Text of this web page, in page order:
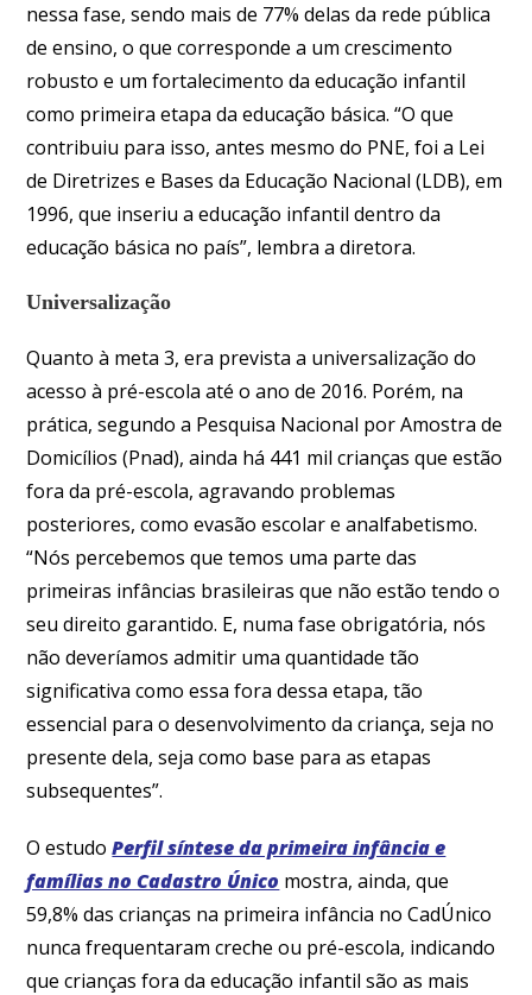
nessa fase, sendo mais de 77% delas da rede pública
de ensino, o que corresponde a um crescimento
robusto e um fortalecimento da educação infantil
como primeira etapa da educação básica. “O que
contribuiu para isso, antes mesmo do PNE, foi a Lei
de Diretrizes e Bases da Educação Nacional (LDB), em
1996, que inseriu a educação infantil dentro da
educação básica no país”, lembra a diretora.
Universalização
Quanto à meta 3, era prevista a universalização do
acesso à pré-escola até o ano de 2016. Porém, na
prática, segundo a Pesquisa Nacional por Amostra de
Domicílios (Pnad), ainda há 441 mil crianças que estão
fora da pré-escola, agravando problemas
posteriores, como evasão escolar e analfabetismo.
“Nós percebemos que temos uma parte das
primeiras infâncias brasileiras que não estão tendo o
seu direito garantido. E, numa fase obrigatória, nós
não deveríamos admitir uma quantidade tão
significativa como essa fora dessa etapa, tão
essencial para o desenvolvimento da criança, seja no
presente dela, seja como base para as etapas
subsequentes”.
O estudoPerfil síntese da primeira infância e
famílias no Cadastro Único mostra, ainda, que
59,8% das crianças na primeira infância no CadÚnico
nunca frequentaram creche ou pré-escola, indicando
que crianças fora da educação infantil são as mais